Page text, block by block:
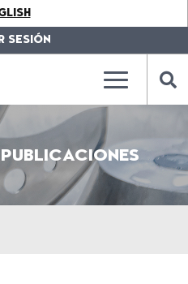
SESIÓN
???
???